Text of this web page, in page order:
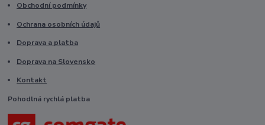
Obchodní podmínky
Ochrana osobních údajů
Doprava a platba
Doprava na Slovensko
Kontakt
Pohodlná rychlá platba